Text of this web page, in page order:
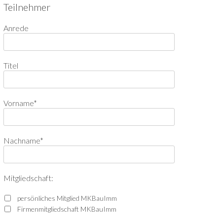
Teilnehmer
Anrede
Titel
Vorname*
Nachname*
Mitgliedschaft:
persönliches Mitglied MKBauImm
Firmenmitgliedschaft MKBauImm